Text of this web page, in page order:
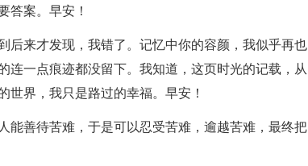
答案。早安！
后来才发现，我错了。记忆中你的容颜，我似乎再也
连一点痕迹都没留下。我知道，这页时光的记载，从
世界，我只是路过的幸福。早安！
能善待苦难，于是可以忍受苦难，逾越苦难，最终把